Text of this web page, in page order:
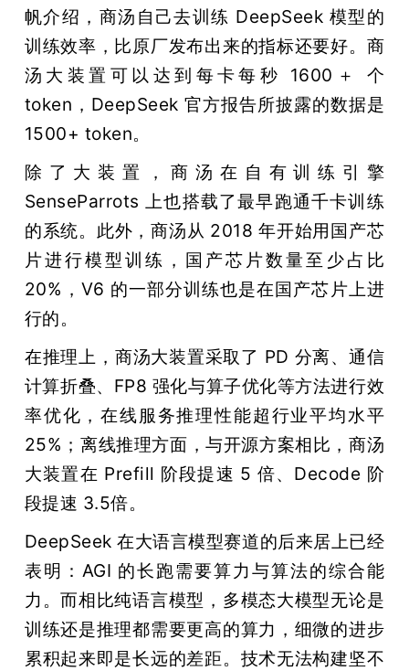
帆介绍，商汤自己去训练 DeepSeek 模型的
训练效率，比原厂发布出来的指标还要好。商
汤大装置可以达到每卡每秒 1600＋ 个
token，DeepSeek 官方报告所披露的数据是
1500+ token。
除了大装置，商汤在自有训练引擎
SenseParrots 上也搭载了最早跑通千卡训练
的系统。此外，商汤从 2018 年开始用国产芯
片进行模型训练，国产芯片数量至少占比
20%，V6 的一部分训练也是在国产芯片上进
行的。
在推理上，商汤大装置采取了 PD 分离、通信
计算折叠、FP8 强化与算子优化等方法进行效
率优化，在线服务推理性能超行业平均水平
25%；离线推理方面，与开源方案相比，商汤
大装置在 Prefill 阶段提速 5 倍、Decode 阶
段提速 3.5倍。
DeepSeek 在大语言模型赛道的后来居上已经
表明：AGI 的长跑需要算力与算法的综合能
力。而相比纯语言模型，多模态大模型无论是
训练还是推理都需要更高的算力，细微的进步
累积起来即是长远的差距。技术无法构建坚不